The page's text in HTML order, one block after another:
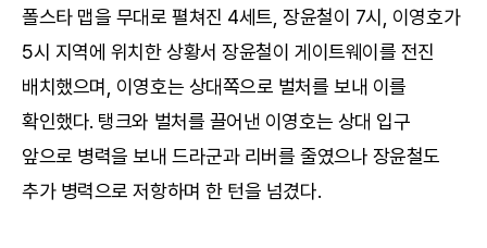
폴스타 맵을 무대로 펼쳐진 4세트, 장윤철이 7시, 이영호가
5시 지역에 위치한 상황서 장윤철이 게이트웨이를 전진
배치했으며, 이영호는 상대쪽으로 벌처를 보내 이를
확인했다. 탱크와 벌처를 끌어낸 이영호는 상대 입구
앞으로 병력을 보내 드라군과 리버를 줄였으나 장윤철도
추가 병력으로 저항하며 한 턴을 넘겼다.